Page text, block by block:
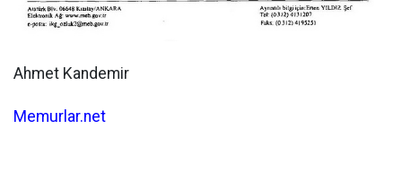
Ahmet Kandemir
Memurlar.net